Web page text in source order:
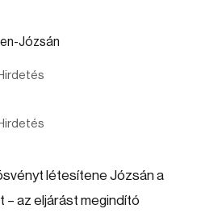
létesítene Józsán a
– az eljárást megindító